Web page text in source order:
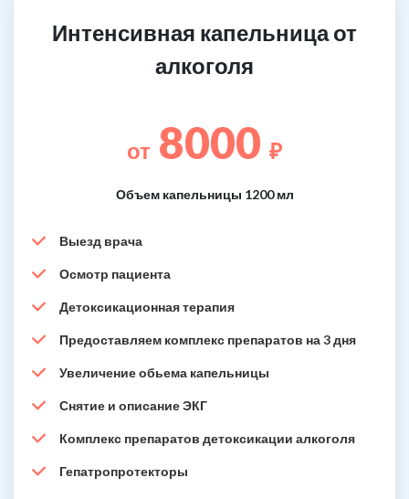
Интенсивная капельница от
алкоголя
от 8000 ₽
Объем капельницы 1200 мл
Выезд врача
Осмотр пациента
Детоксикационная терапия
Предоставляем комплекс препаратов на 3 дня
Увеличение обьема капельницы
Снятие и описание ЭКГ
Комплекс препаратов детоксикации алкоголя
Гепатропротекторы